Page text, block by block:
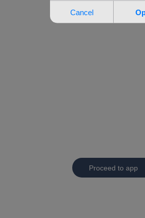
Proceed to app